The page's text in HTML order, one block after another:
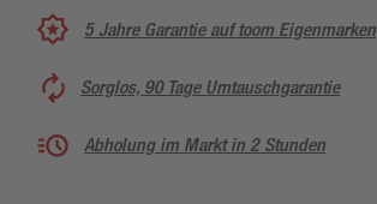
5 Jahre Garantie auf toom Eigenmarken
Sorglos, 90 Tage Umtauschgarantie
Abholung im Markt in 2 Stunden